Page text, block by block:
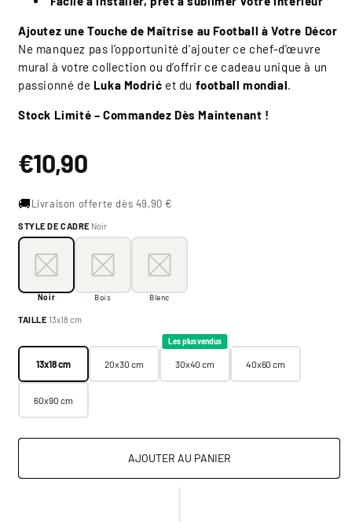
Ajoutez une Touche de Maîtrise au Football à Votre Décor
Ne manquez pas l’opportunité d’ajouter ce chef-d'œuvre
mural à votre collection ou d’offrir ce cadeau unique à un
passionné de Luka Modrić et du football mondial.
Stock Limité – Commandez Dès Maintenant !
Prix
habituel
€10,90
🚚Livraison offerte dès 49,90 €
Style de cadre:
Noir Bois Blanc
20x30 cm 30x40 cm
STYLE DE CADRE Noir
Noir Bois Blanc
TAILLE 13x18 cm
13x18 cm 20x30 cm
Les plus vendus
30x40 cm 40x60 cm
60x90 cm
AJOUTER AU PANIER